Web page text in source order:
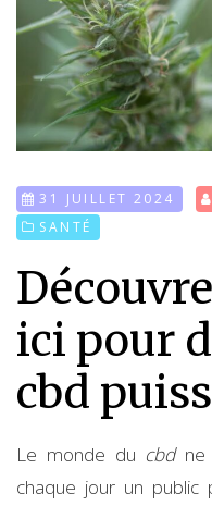
31 JUILLET 2024
SANTÉ
ici pour
cbd
Le monde du cbdne
chaque jour un public